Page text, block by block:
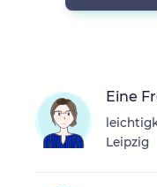
Eine
Leipzig